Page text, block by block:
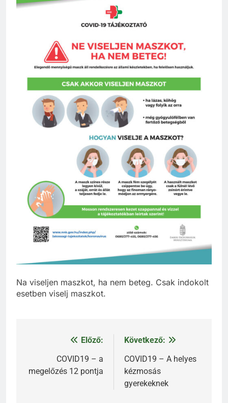
Na viseljen maszkot, ha nem beteg. Csak indokolt
esetben viselj maszkot.
Bejegyzés
navigáció
Előző:
COVID19 – a
megelőzés 12 pontja
Következő:
COVID19 – A helyes
kézmosás
gyerekeknek